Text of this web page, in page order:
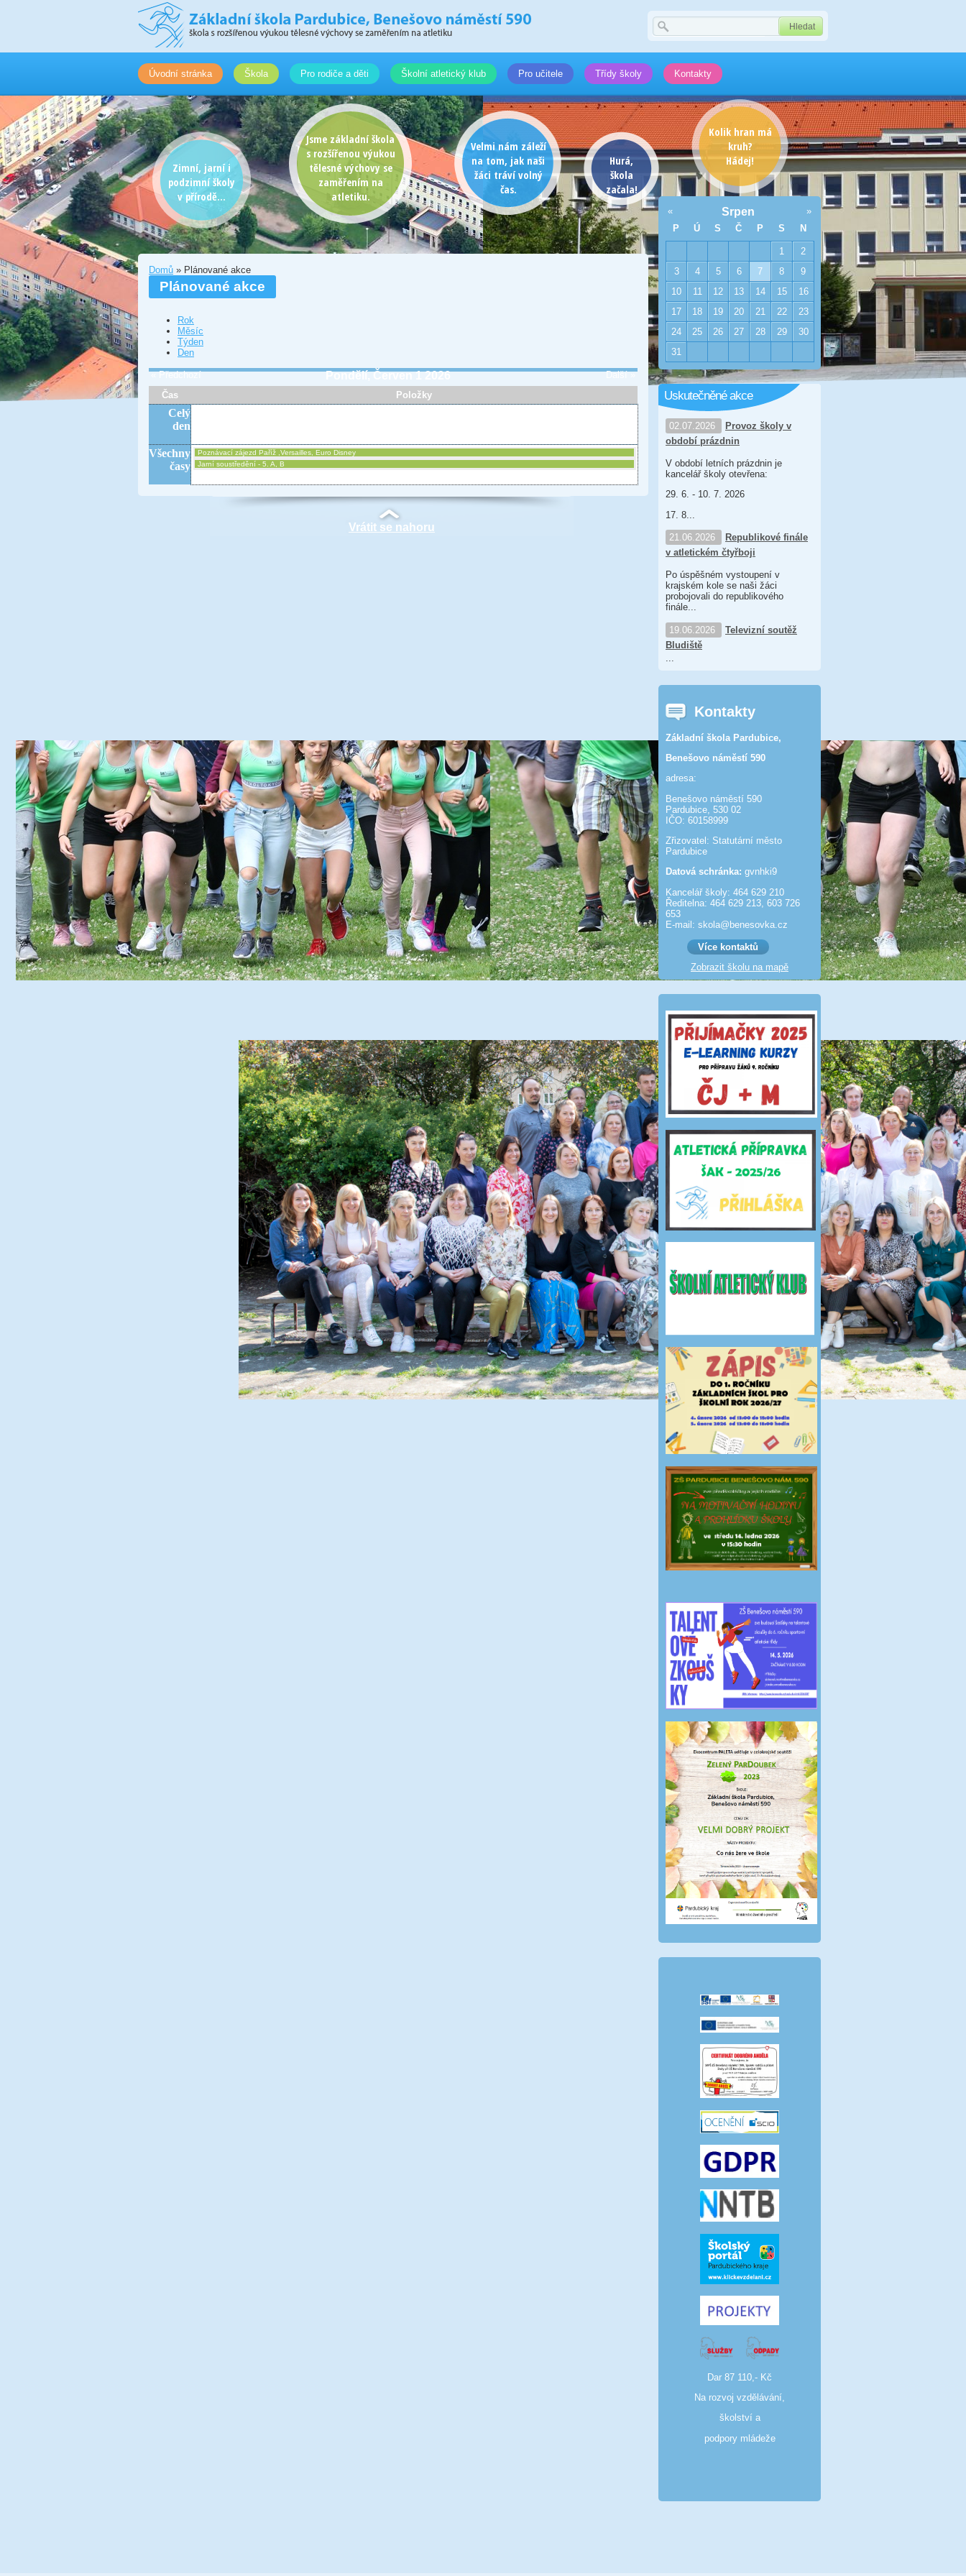
Úvodní stránka Škola Pro rodiče a děti Školní atletický klub Pro učitele Třídy školy Kontakty
Zimní, jarní i
podzimní školy
v přírodě...
Jsme základní škola
s rozšířenou výukou
tělesné výchovy se
zaměřením na
atletiku.
Velmi nám záleží
na tom, jak naši
žáci tráví volný
čas.
Hurá,
škola
začala!
Kolik hran má
kruh?
Hádej!
Domů » Plánované akce
Plánované akce
Rok
Měsíc
Týden
Den
« Předchozí Pondělí, Červen 1 2026
Další »
Čas
Položky
Celý
den
Všechny
časy
Poznávací zájezd Paříž ,Versailles, Euro Disney
Jarní soustředění - 5. A, B
Vrátit se nahoru
« Srpen
»
P
Ú S Č P S N
1
2
3
4 5 6 7 8
9
10
11 12 13 14 15
16
17
18 19 20 21 22
23
24
25 26 27 28 29
30
31
Uskutečněné akce
02.07.2026
Provoz školy v
období prázdnin
V období letních prázdnin je
kancelář školy otevřena:
29. 6. - 10. 7. 2026
17. 8...
21.06.2026
Republikové finále
v atletickém čtyřboji
Po úspěšném vystoupení v
krajském kole se naši žáci
probojovali do republikového
finále...
19.06.2026
Televizní soutěž
Bludiště
Kontakty
Základní škola Pardubice,
Benešovo náměstí 590
adresa:
Benešovo náměstí 590
Pardubice, 530 02
IČO: 60158999
Zřizovatel: Statutární město
Pardubice
Datová schránka: gvnhki9
Kancelář školy: 464 629 210
Ředitelna: 464 629 213, 603 726
653
E-mail: skola@benesov­ka.cz
Více kontaktů
Zobrazit školu na mapě
Dar 87 110,- Kč
Na rozvoj vzdělávání,
školství a
podpory mládeže